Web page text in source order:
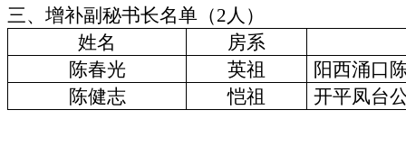
三、 增补副秘书长名单（2人）
姓名
房系
陈春光
英祖
阳西涌口
陈健志 恺祖 开平凤台